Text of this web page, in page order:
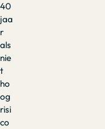
40
jaa
r
als
nie
t
ho
og
risi
co